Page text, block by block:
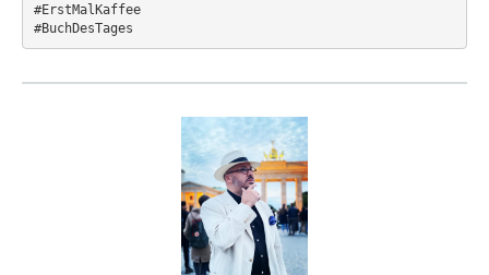
#ErstMalKaffee
#BuchDesTages